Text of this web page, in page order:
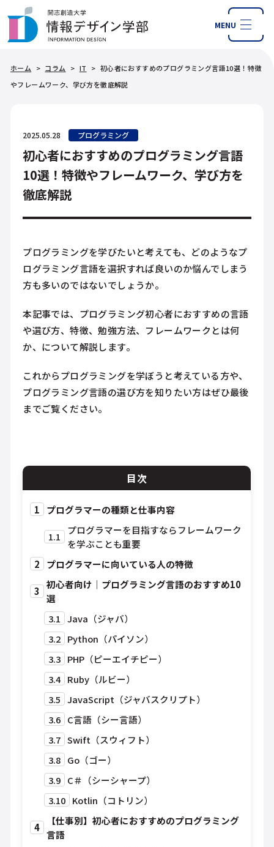
MENU
ホーム > コラム > IT > 初心者におすすめのプログラミング言語10選！特徴
やフレームワーク、学び方を徹底解説
2025.05.28 プログラミング
初心者におすすめのプログラミング言語
10選！特徴やフレームワーク、学び方を
徹底解説
プログラミングを学びたいと考えても、どのようなプ
ログラミング言語を選択すれば良いのか悩んでしまう
方も多いのではないでしょうか。
本記事では、プログラミング初心者におすすめの言語
や選び方、特徴、勉強方法、フレームワークとは何
か、について解説します。
これからプログラミングを学ぼうと考えている方や、
プログラミング言語の選び方を知りたい方はぜひ最後
までご覧ください。
目次
1 プログラマーの種類と仕事内容
1.1
プログラマーを目指すならフレームワーク
を学ぶことも重要
2
プログラマーに向いている人の特徴
3
初心者向け｜プログラミング言語のおすすめ10
選
3.1 Java（ジャバ）
3.2 Python（パイソン）
3.3 PHP（ピーエイチピー）
3.4 Ruby（ルビー）
3.5 JavaScript（ジャバスクリプト）
3.6 C言語（シー言語）
3.7 Swift（スウィフト）
3.8 Go（ゴー）
3.9 C＃（シーシャープ）
3.10 Kotlin（コトリン）
4
【仕事別】初心者におすすめのプログラミング
言語